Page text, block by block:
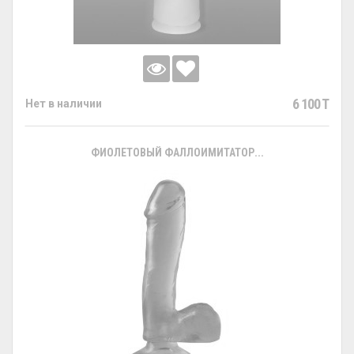
Нет в наличии 6 100 T
ФИОЛЕТОВЫЙ ФАЛЛОИМИТАТОР...